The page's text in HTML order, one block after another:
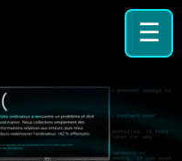
☰